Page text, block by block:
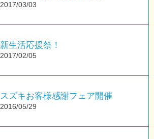
2017/03/03
新生活応援祭！
2017/02/05
スズキお客様感謝フェア開催
2016/05/29